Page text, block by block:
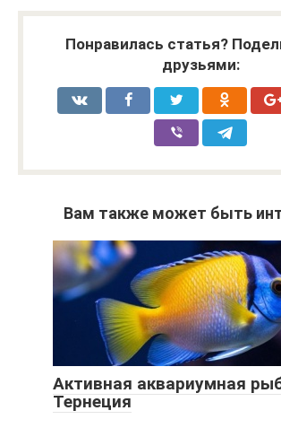
Понравилась статья?
друзьями:
Вам также может быть
Активная аквариумная
Тернеция